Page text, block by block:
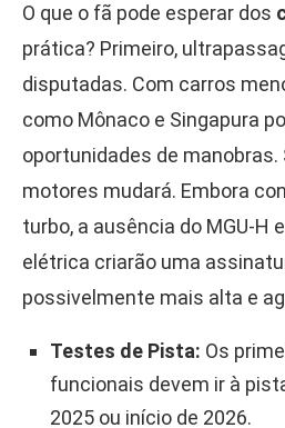
O que o fã pode esperar dos
prática? Primeiro,
disputadas. Com carros
como Mônaco e Singapura
oportunidades de manobras.
motores mudará. Embora
turbo, a ausência do MGU-H
elétrica criarão uma
possivelmente mais alta e
Testes de Pista: Os
funcionais devem ir à
2025 ou início de 2026.